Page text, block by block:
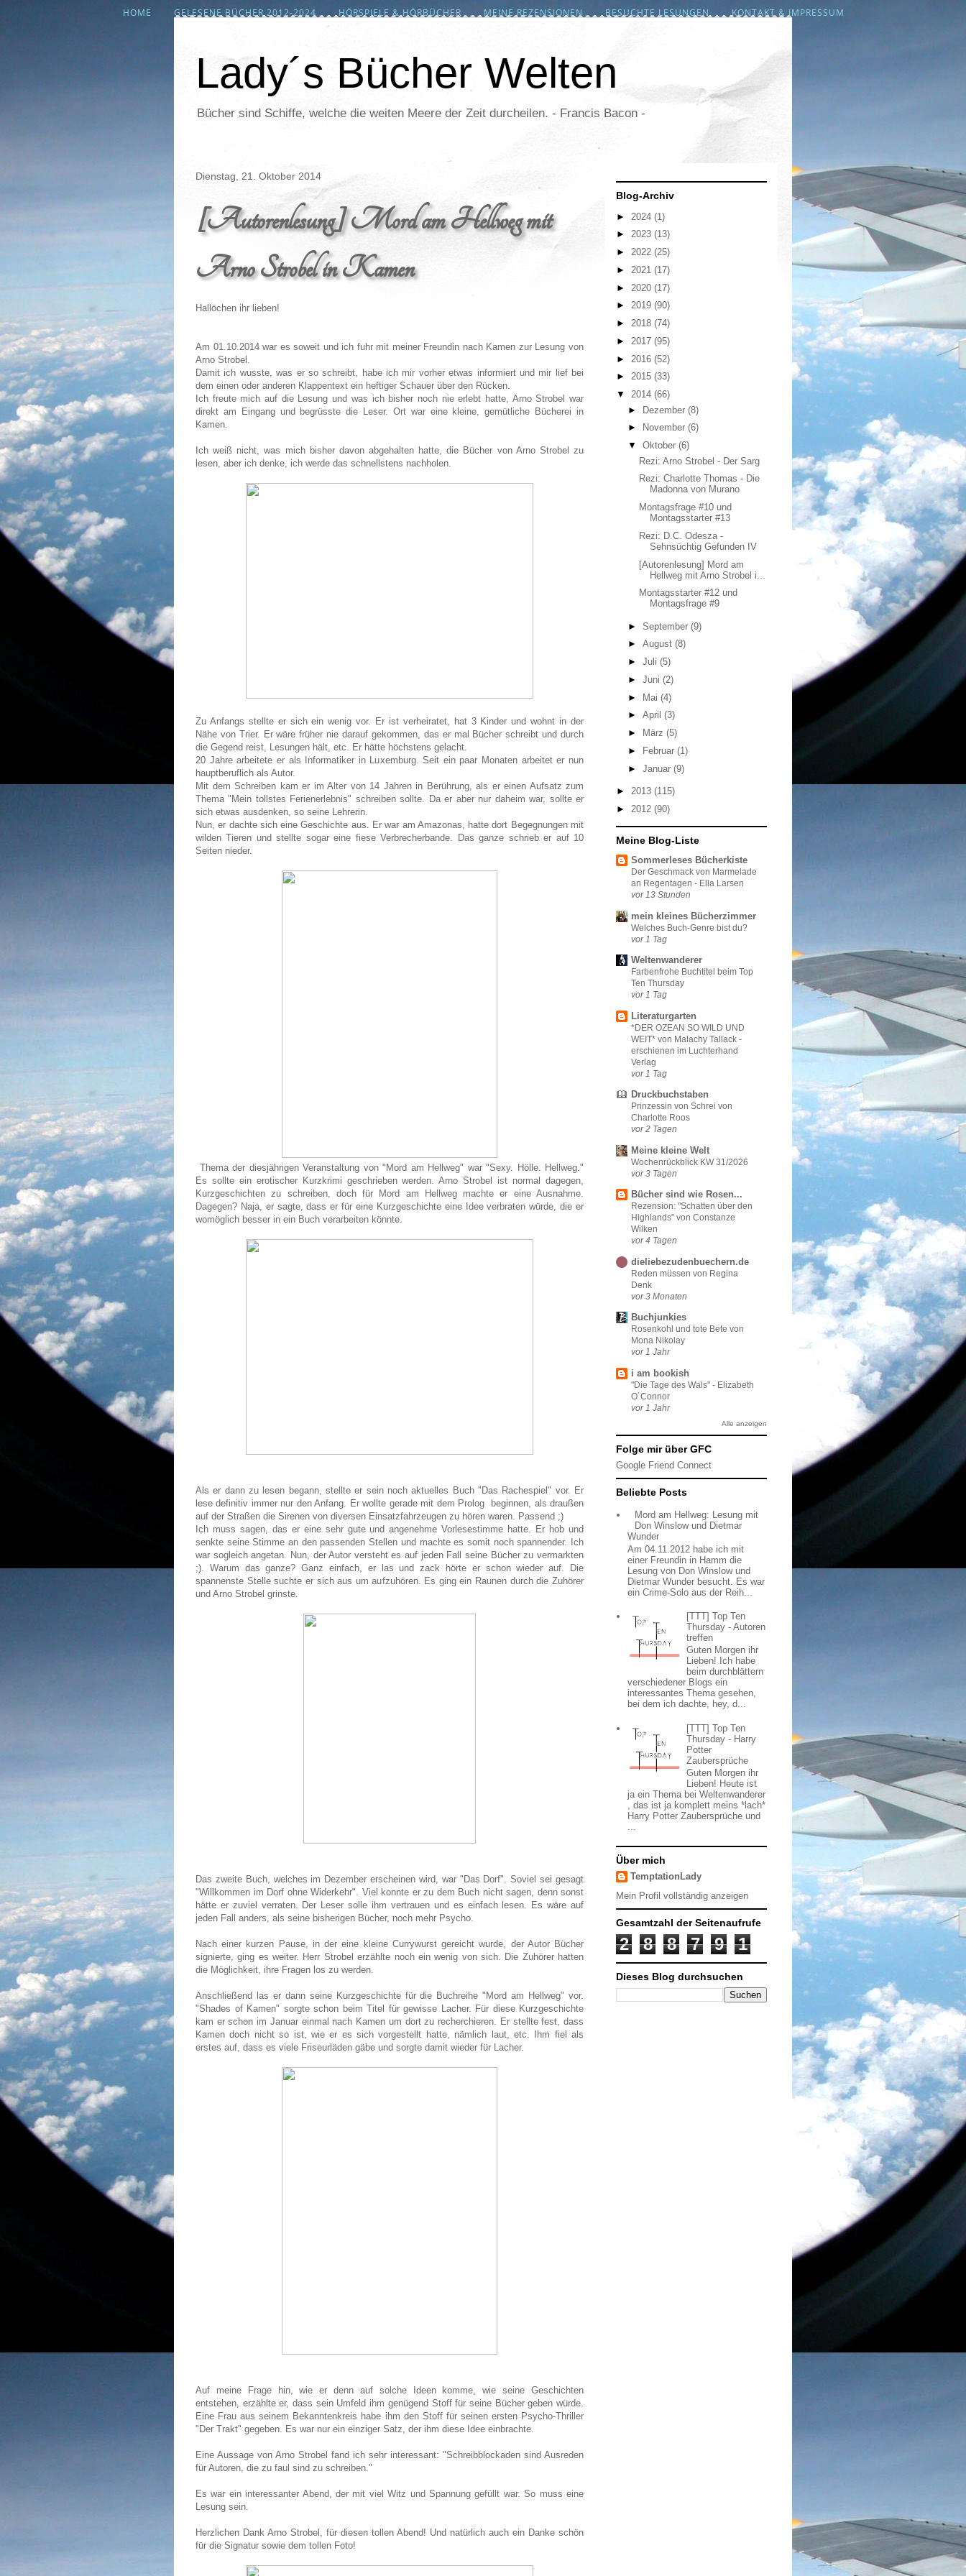
Lady´s Bücher Welten
Bücher sind Schiffe, welche die weiten Meere der Zeit durcheilen. - Francis Bacon -
Dienstag, 21. Oktober 2014
[Autorenlesung] Mord am Hellweg mit
Arno Strobel in Kamen
Hallöchen ihr lieben!
Am 01.10.2014 war es soweit und ich fuhr mit meiner Freundin nach Kamen zur Lesung von
Arno Strobel.
Damit ich wusste, was er so schreibt, habe ich mir vorher etwas informiert und mir lief bei
dem einen oder anderen Klappentext ein heftiger Schauer über den Rücken.
Ich freute mich auf die Lesung und was ich bisher noch nie erlebt hatte, Arno Strobel war
direkt am Eingang und begrüsste die Leser. Ort war eine kleine, gemütliche Bücherei in
Kamen.
Ich weiß nicht, was mich bisher davon abgehalten hatte, die Bücher von Arno Strobel zu
lesen, aber ich denke, ich werde das schnellstens nachholen.
Zu Anfangs stellte er sich ein wenig vor. Er ist verheiratet, hat 3 Kinder und wohnt in der
Nähe von Trier. Er wäre früher nie darauf gekommen, das er mal Bücher schreibt und durch
die Gegend reist, Lesungen hält, etc. Er hätte höchstens gelacht.
20 Jahre arbeitete er als Informatiker in Luxemburg. Seit ein paar Monaten arbeitet er nun
hauptberuflich als Autor.
Mit dem Schreiben kam er im Alter von 14 Jahren in Berührung, als er einen Aufsatz zum
Thema "Mein tollstes Ferienerlebnis" schreiben sollte. Da er aber nur daheim war, sollte er
sich etwas ausdenken, so seine Lehrerin.
Nun, er dachte sich eine Geschichte aus. Er war am Amazonas, hatte dort Begegnungen mit
wilden Tieren und stellte sogar eine fiese Verbrecherbande. Das ganze schrieb er auf 10
Seiten nieder.
Thema der diesjährigen Veranstaltung von "Mord am Hellweg" war "Sexy. Hölle. Hellweg."
Es sollte ein erotischer Kurzkrimi geschrieben werden. Arno Strobel ist normal dagegen,
Kurzgeschichten zu schreiben, doch für Mord am Hellweg machte er eine Ausnahme.
Dagegen? Naja, er sagte, dass er für eine Kurzgeschichte eine Idee verbraten würde, die er
womöglich besser in ein Buch verarbeiten könnte.
Als er dann zu lesen begann, stellte er sein noch aktuelles Buch "Das Rachespiel" vor. Er
lese definitiv immer nur den Anfang. Er wollte gerade mit dem Prolog beginnen, als draußen
auf der Straßen die Sirenen von diversen Einsatzfahrzeugen zu hören waren. Passend ;)
Ich muss sagen, das er eine sehr gute und angenehme Vorlesestimme hatte. Er hob und
senkte seine Stimme an den passenden Stellen und machte es somit noch spannender. Ich
war sogleich angetan. Nun, der Autor versteht es auf jeden Fall seine Bücher zu vermarkten
;). Warum das ganze? Ganz einfach, er las und zack hörte er schon wieder auf. Die
spannenste Stelle suchte er sich aus um aufzuhören. Es ging ein Raunen durch die Zuhörer
und Arno Strobel grinste.
Das zweite Buch, welches im Dezember erscheinen wird, war "Das Dorf". Soviel sei gesagt
"Willkommen im Dorf ohne Widerkehr". Viel konnte er zu dem Buch nicht sagen, denn sonst
hätte er zuviel verraten. Der Leser solle ihm vertrauen und es einfach lesen. Es wäre auf
jeden Fall anders, als seine bisherigen Bücher, noch mehr Psycho.
Nach einer kurzen Pause, in der eine kleine Currywurst gereicht wurde, der Autor Bücher
signierte, ging es weiter. Herr Strobel erzählte noch ein wenig von sich. Die Zuhörer hatten
die Möglichkeit, ihre Fragen los zu werden.
Anschließend las er dann seine Kurzgeschichte für die Buchreihe "Mord am Hellweg" vor.
"Shades of Kamen" sorgte schon beim Titel für gewisse Lacher. Für diese Kurzgeschichte
kam er schon im Januar einmal nach Kamen um dort zu recherchieren. Er stellte fest, dass
Kamen doch nicht so ist, wie er es sich vorgestellt hatte, nämlich laut, etc. Ihm fiel als
erstes auf, dass es viele Friseurläden gäbe und sorgte damit wieder für Lacher.
Auf meine Frage hin, wie er denn auf solche Ideen komme, wie seine Geschichten
entstehen, erzählte er, dass sein Umfeld ihm genügend Stoff für seine Bücher geben würde.
Eine Frau aus seinem Bekanntenkreis habe ihm den Stoff für seinen ersten Psycho-Thriller
"Der Trakt" gegeben. Es war nur ein einziger Satz, der ihm diese Idee einbrachte.
Eine Aussage von Arno Strobel fand ich sehr interessant: "Schreibblockaden sind Ausreden
für Autoren, die zu faul sind zu schreiben."
Es war ein interessanter Abend, der mit viel Witz und Spannung gefüllt war. So muss eine
Lesung sein.
Herzlichen Dank Arno Strobel, für diesen tollen Abend! Und natürlich auch ein Danke schön
für die Signatur sowie dem tollen Foto!
HOME GELESENE BÜCHER 2012-2024 HÖRSPIELE & HÖRBÜCHER MEINE REZENSIONEN BESUCHTE LESUNGEN KONTAKT & IMPRESSUM
Blog-Archiv
► 2024 (1)
► 2023 (13)
► 2022 (25)
► 2021 (17)
► 2020 (17)
► 2019 (90)
► 2018 (74)
► 2017 (95)
► 2016 (52)
► 2015 (33)
▼ 2014 (66)
► Dezember (8)
►
November (6)
▼ Oktober (6)
Rezi: Arno Strobel - Der Sarg
Rezi: Charlotte Thomas - Die
Madonna von Murano
Montagsfrage #10 und
Montagsstarter #13
Rezi: D.C. Odesza -
Sehnsüchtig Gefunden IV
[Autorenlesung] Mord am
Hellweg mit Arno Strobel i...
Montagsstarter #12 und
Montagsfrage #9
► September (9)
► August (8)
► Juli (5)
► Juni (2)
► Mai (4)
► April (3)
►
März (5)
►
Februar (1)
► Januar (9)
► 2013 (115)
► 2012 (90)
Meine Blog-Liste
Sommerleses Bücherkiste
Der Geschmack von Marmelade
an Regentagen - Ella Larsen
vor 13 Stunden
mein kleines Bücherzimmer
Welches Buch-Genre bist du?
vor 1 Tag
Weltenwanderer
Farbenfrohe Buchtitel beim Top
Ten Thursday
vor 1 Tag
Literaturgarten
*DER OZEAN SO WILD UND
WEIT* von Malachy Tallack -
erschienen im Luchterhand
Verlag
vor 1 Tag
Druckbuchstaben
Prinzessin von Schrei von
Charlotte Roos
vor 2 Tagen
Meine kleine Welt
Wochenrückblick KW 31/2026
vor 3 Tagen
Bücher sind wie Rosen...
Rezension: "Schatten über den
Highlands" von Constanze
Wilken
vor 4 Tagen
dieliebezudenbuechern.de
Reden müssen von Regina
Denk
vor 3 Monaten
Buchjunkies
Rosenkohl und tote Bete von
Mona Nikolay
vor 1 Jahr
i am bookish
"Die Tage des Wals" - Elizabeth
O´Connor
vor 1 Jahr
Alle anzeigen
Folge mir über GFC
Google Friend Connect
Beliebte Posts
Mord am Hellweg: Lesung mit
Don Winslow und Dietmar
Wunder
Am 04.11.2012 habe ich mit
einer Freundin in Hamm die
Lesung von Don Winslow und
Dietmar Wunder besucht. Es war
ein Crime-Solo aus der Reih...
[TTT] Top Ten
Thursday - Autoren
treffen
Guten Morgen ihr
Lieben! Ich habe
beim durchblättern
verschiedener Blogs ein
interessantes Thema gesehen,
bei dem ich dachte, hey, d...
[TTT] Top Ten
Thursday - Harry
Potter
Zaubersprüche
Guten Morgen ihr
Lieben! Heute ist
ja ein Thema bei Weltenwanderer
, das ist ja komplett meins *lach*
Harry Potter Zaubersprüche und
...
Über mich
TemptationLady
Mein Profil vollständig anzeigen
Gesamtzahl der Seitenaufrufe
2 8 8 7 9 1
Dieses Blog durchsuchen